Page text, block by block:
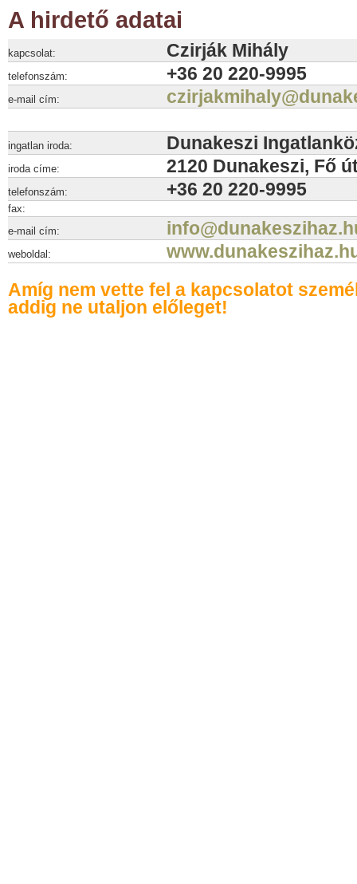
A hirdető adatai
kapcsolat: Czirják Mihály
telefonszám: +36 20 220-9995
e-mail cím:
ingatlan iroda: Dunakeszi
iroda címe: 2120 Dunakeszi, Fő
telefonszám: +36 20 220-9995
fax:
e-mail cím:
weboldal:
Amíg nem vette fel a kapcsolatot
addig ne utaljon előleget!